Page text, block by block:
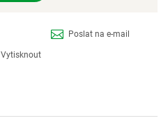
Poslat na e-mail
Vytisknout